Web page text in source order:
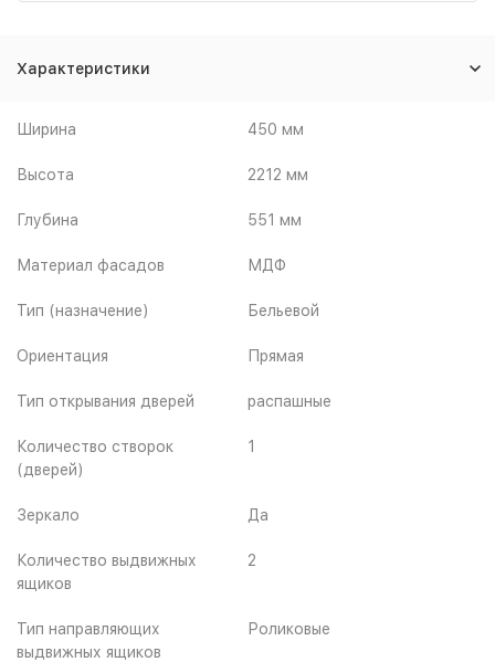
Характеристики
Ширина 450 мм
Высота 2212 мм
Глубина 551 мм
Материал фасадов МДФ
Тип (назначение) Бельевой
Ориентация Прямая
Тип открывания дверей распашные
Количество створок
(дверей)
1
Зеркало Да
Количество выдвижных
ящиков
2
Тип направляющих
выдвижных ящиков
Роликовые